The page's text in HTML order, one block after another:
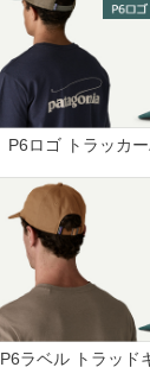
P6ロゴ トラッカ
P6ラベル トラッド